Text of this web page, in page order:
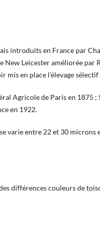
introduits en France par
New Leicester améliorée
en place l’élevage
Agricole de Paris en 1875 ;
en 1922.
varie entre 22 et 30
différences couleurs de